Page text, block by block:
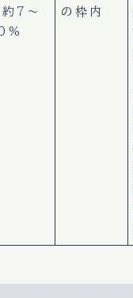
約7〜
％
の枠内